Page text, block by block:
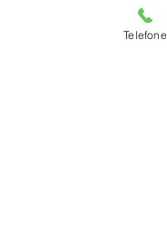
por indução Scanstrut
Loja
Contato
Telefone